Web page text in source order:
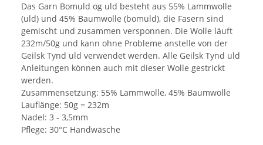
Das Garn Bomuld og uld besteht aus 55% Lammwolle
(uld) und 45% Baumwolle (bomuld), die Fasern sind
gemischt und zusammen versponnen. Die Wolle läuft
232m/50g und kann ohne Probleme anstelle von der
Geilsk Tynd uld verwendet werden. Alle Geilsk Tynd uld
Anleitungen können auch mit dieser Wolle gestrickt
werden.
Zusammensetzung: 55% Lammwolle, 45% Baumwolle
Lauflänge: 50g = 232m
Nadel: 3 - 3,5mm
Pflege: 30°C Handwäsche